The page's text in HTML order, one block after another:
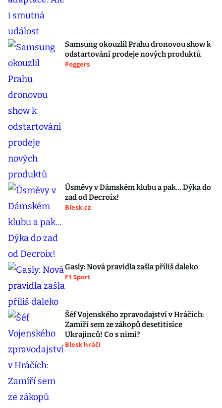
Samsung okouzlil Prahu dronovou show k
odstartování prodeje nových produktů
Poggers
Úsměvy v Dámském klubu a pak… Dýka do
zad od Decroix!
Blesk.cz
Gasly: Nová pravidla zašla příliš daleko
F1 Sport
Šéf Vojenského zpravodajství v Hráčích:
Zamíří sem ze zákopů desetitisíce
Ukrajinců! Co s nimi?
Blesk hráči